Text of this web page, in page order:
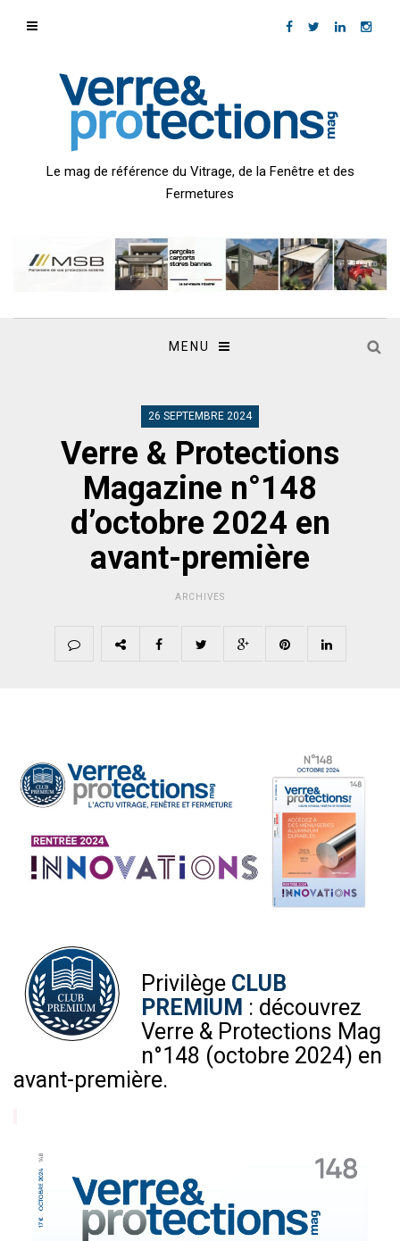
Le mag de référence du Vitrage, de la Fenêtre et des
Fermetures
MENU
26 SEPTEMBRE 2024
Verre & Protections
Magazine n°148
d’octobre 2024 en
avant-première
ARCHIVES
Privilège CLUB
PREMIUM : découvrez
Verre & Protections Mag
n°148 (octobre 2024) en
avant-première.